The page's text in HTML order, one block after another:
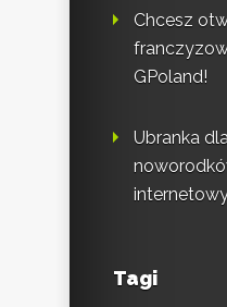
Chcesz
GPoland!
Ubranka
Tagi